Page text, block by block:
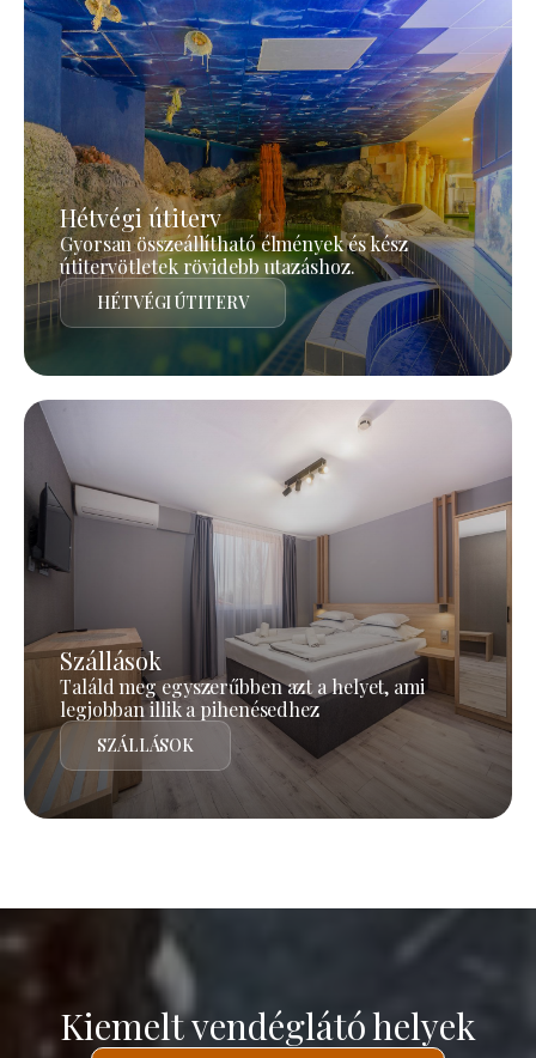
Hétvégi útiterv
Gyorsan összeállítható élmények és kész
útitervötletek rövidebb utazáshoz.
HÉTVÉGI ÚTITERV
Szállások
Találd meg egyszerűbben azt a helyet, ami
legjobban illik a pihenésedhez
SZÁLLÁSOK
Kiemelt vendéglátó helyek